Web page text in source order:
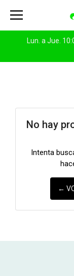
Lun. a Jue.
No hay
Intenta
←